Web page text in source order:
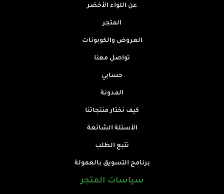
عن اللواء الأخضر
المتجر
العروض والكوبونات
تواصل معنا
حسابي
المدونة
كيف نختار منتجاتنا
الأسئلة الشائعة
تتبع الطلب
برنامج التسويق بالعمولة
سياسات المتجر